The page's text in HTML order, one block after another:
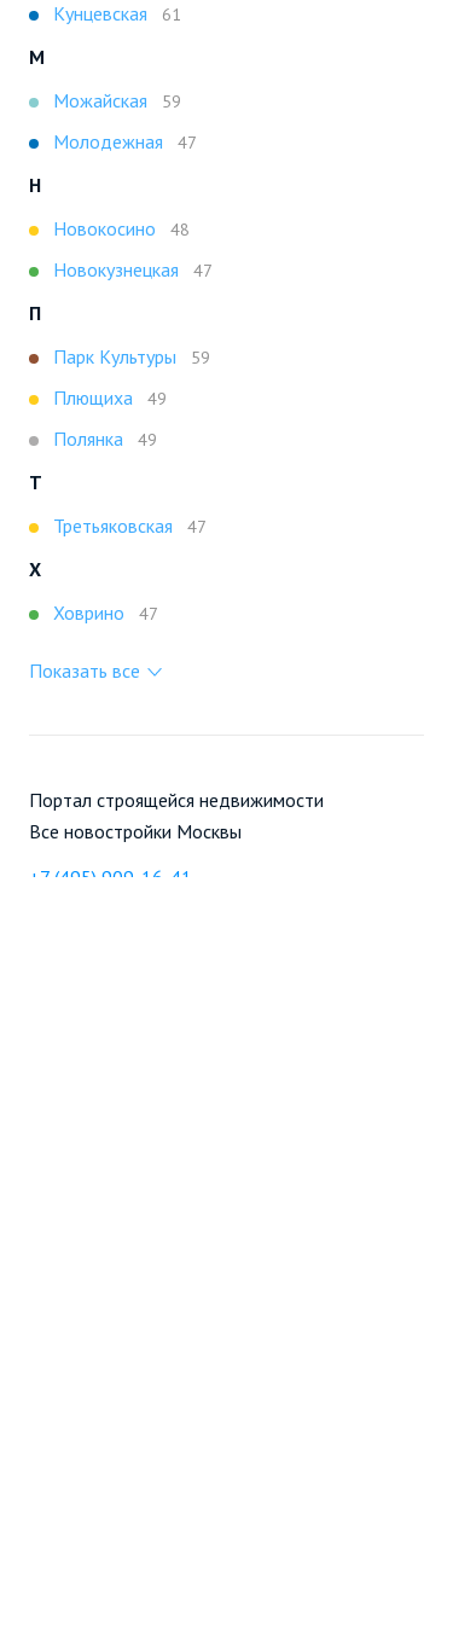
Кунцевская 61
М
Можайская
59
Молодежная 47
Н
Новокосино
48
Новокузнецкая 47
П
Парк Культуры
59
Плющиха 49
Полянка 49
Т
Третьяковская
47
Х
Ховрино
47
Показать все
Портал строящейся недвижимости
Все новостройки Москвы
+7 (495) 909-16-41